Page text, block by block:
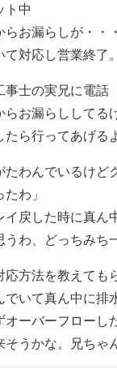
ト中
お漏らしが・・・
対応し営業終了。
事士の実兄に電話
らお漏らししてる
ら行ってあげる
たわんでいるけど
わ」
イ戻した時に真
わ、どっちみち
方法を教えても
いて真ん中に排
ーバーフローし
うかな。兄ちゃ